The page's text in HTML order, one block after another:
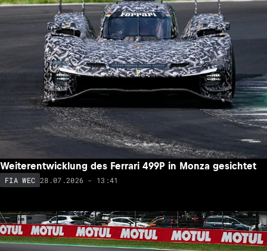
Weiterentwicklung des Ferrari 499P in Monza gesichtet
FIA WEC 28.07.2026 - 13:41